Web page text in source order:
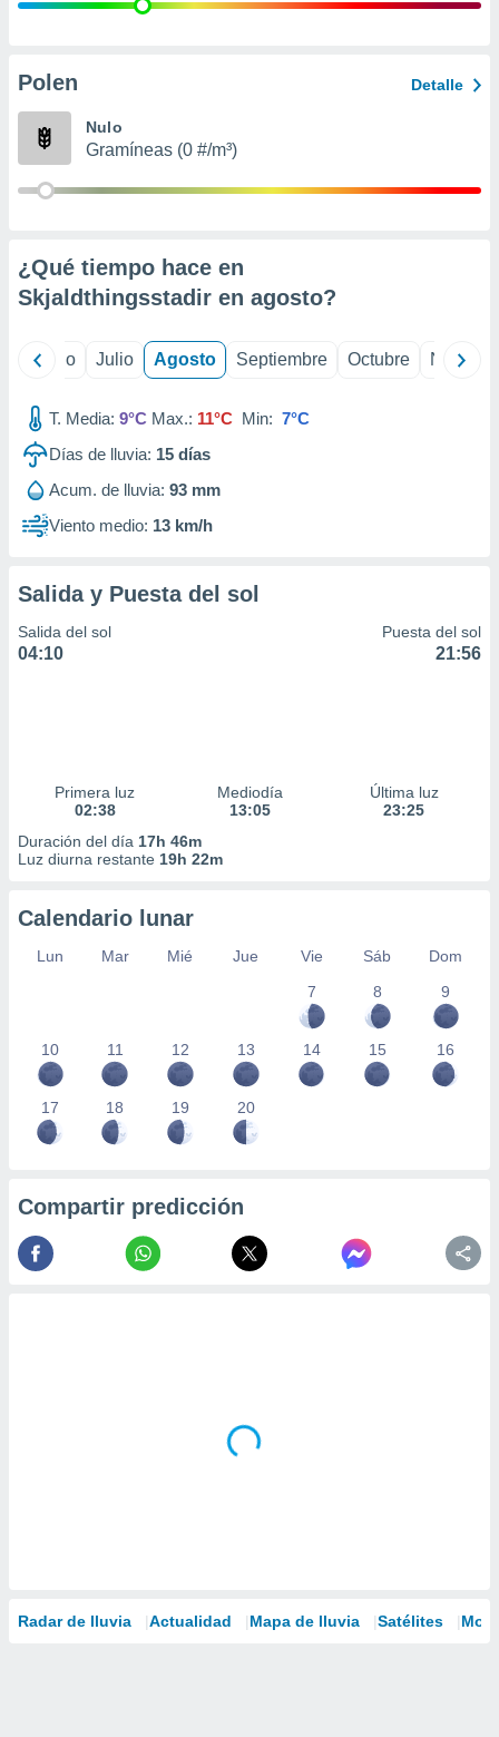
publicidad
de
Polen Detalle
Nulo
Gramíneas (0 #/m³)
¿Qué tiempo hace en
Skjaldthingsstadir en agosto?
Junio Julio Agosto Septiembre Octubre
T. Media: 9°C Max.: 11°C Min: 7°C
Días de lluvia: 15 días
Acum. de lluvia: 93 mm
Viento medio: 13 km/h
Salida y Puesta del sol
Salida del sol
04:10
Puesta del sol
21:56
Primera luz
02:38
Mediodía
13:05
Última luz
23:25
Duración del día 17h 46m
Luz diurna restante 19h 22m
Calendario lunar
Lun Mar Mié Jue Vie Sáb
Dom
7
8 9
10 11 12 13 14 15 16
17 18 19 20
Compartir predicción
Radar de lluvia Actualidad Mapa de lluvia Satélites